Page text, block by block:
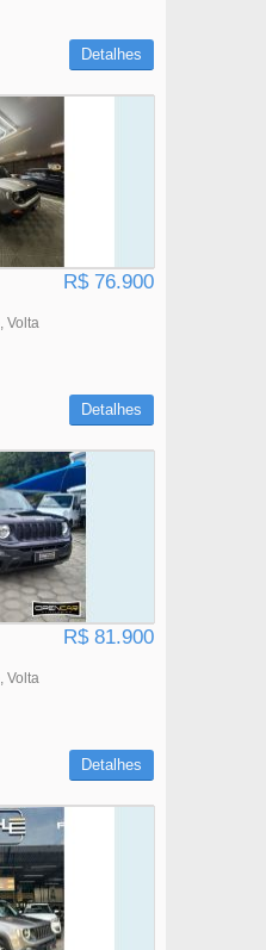
Detalhes
R$ 76.900
Volta
Detalhes
R$ 81.900
Volta
Detalhes